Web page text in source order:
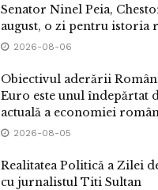
Senator Ninel Peia,
august, o zi pentru istoria
2026-08-06
Obiectivul aderării
Euro este unul îndepărtat
actuală a economiei
2026-08-05
Realitatea Politică a Zilei
cu jurnalistul Titi Sultan